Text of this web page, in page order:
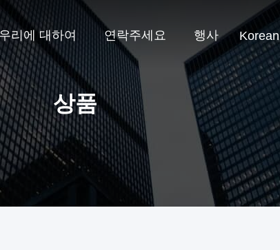
리에 대하여 연락주세요 행사 Korean
상품